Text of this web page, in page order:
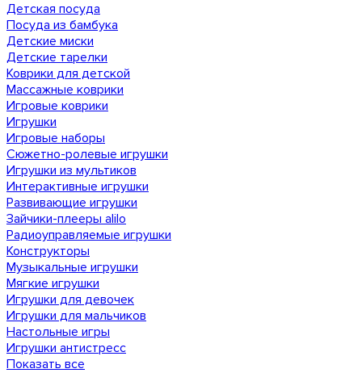
Детская посуда
Посуда из бамбука
Детские миски
Детские тарелки
Коврики для детской
Массажные коврики
Игровые коврики
Игрушки
Игровые наборы
Сюжетно-ролевые игрушки
Игрушки из мультиков
Интерактивные игрушки
Развивающие игрушки
Зайчики-плееры alilo
Радиоуправляемые игрушки
Конструкторы
Музыкальные игрушки
Мягкие игрушки
Игрушки для девочек
Игрушки для мальчиков
Настольные игры
Игрушки антистресс
Показать все